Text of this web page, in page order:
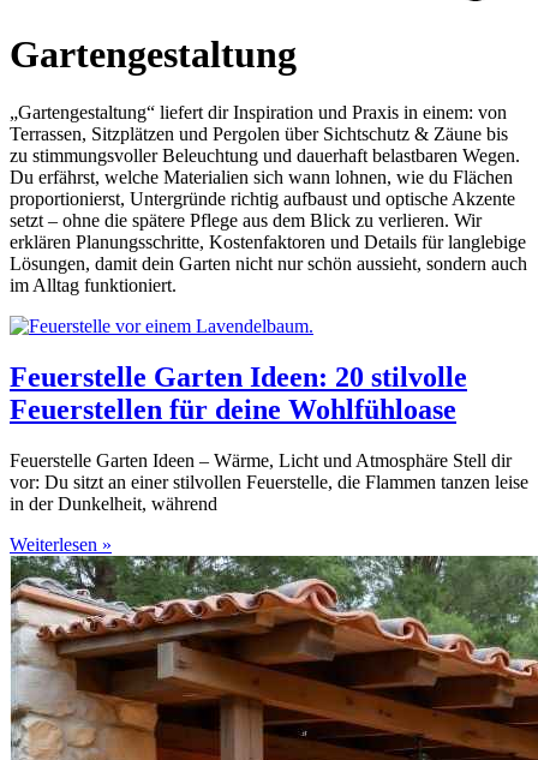
Gartengestaltung
„Gartengestaltung“ liefert dir Inspiration und Praxis in einem: von
Terrassen, Sitzplätzen und Pergolen über Sichtschutz & Zäune bis
zu stimmungsvoller Beleuchtung und dauerhaft belastbaren Wegen.
Du erfährst, welche Materialien sich wann lohnen, wie du Flächen
proportionierst, Untergründe richtig aufbaust und optische Akzente
setzt – ohne die spätere Pflege aus dem Blick zu verlieren. Wir
erklären Planungsschritte, Kostenfaktoren und Details für langlebige
Lösungen, damit dein Garten nicht nur schön aussieht, sondern auch
im Alltag funktioniert.
Feuerstelle Garten Ideen: 20 stilvolle
Feuerstellen für deine Wohlfühloase
Feuerstelle Garten Ideen – Wärme, Licht und Atmosphäre Stell dir
vor: Du sitzt an einer stilvollen Feuerstelle, die Flammen tanzen leise
in der Dunkelheit, während
Weiterlesen »